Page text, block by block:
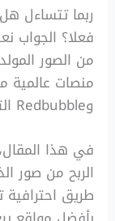
ربما تتساءل
فعلا؟ الجواب
من الصور
وRedbubble التي باتت تدعم هذا النوع من المحتوى.
طريق احترافية